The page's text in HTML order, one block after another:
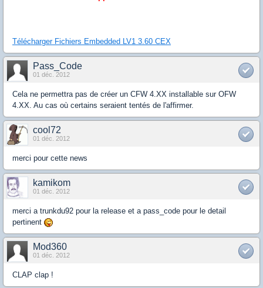
Télécharger Fichiers Embedded LV1 3.60 CEX
Pass_Code
01 déc. 2012
Cela ne permettra pas de créer un CFW 4.XX installable sur OFW
4.XX. Au cas où certains seraient tentés de l'affirmer.
cool72
01 déc. 2012
merci pour cette news
kamikom
01 déc. 2012
merci a trunkdu92 pour la release et a pass_code pour le detail
pertinent
Mod360
01 déc. 2012
CLAP clap !